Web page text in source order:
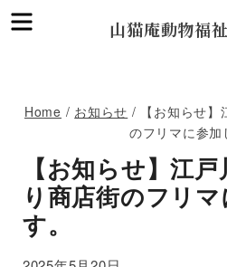
山猫庵動物福
Menu
Home / お知らせ / 【お知らせ
のフリマに参加
【お知らせ】江
り商店街のフリマ
す。